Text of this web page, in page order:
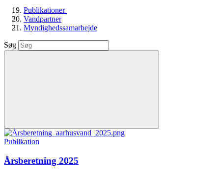
Publikationer
Vandpartner
Myndighedssamarbejde
Søg
Publikation
Årsberetning 2025